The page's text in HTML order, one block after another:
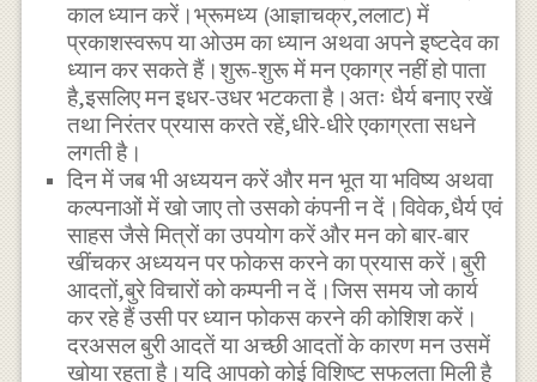
काल ध्यान करें।भ्रूमध्य (आज्ञाचक्र,ललाट) में
प्रकाशस्वरूप या ओउम का ध्यान अथवा अपने इष्टदेव का
ध्यान कर सकते हैं।शुरू-शुरू में मन एकाग्र नहीं हो पाता
है,इसलिए मन इधर-उधर भटकता है।अतः धैर्य बनाए रखें
तथा निरंतर प्रयास करते रहें,धीरे-धीरे एकाग्रता सधने
लगती है।
दिन में जब भी अध्ययन करें और मन भूत या भविष्य अथवा
कल्पनाओं में खो जाए तो उसको कंपनी न दें।विवेक,धैर्य एवं
साहस जैसे मित्रों का उपयोग करें और मन को बार-बार
खींचकर अध्ययन पर फोकस करने का प्रयास करें।बुरी
आदतों,बुरे विचारों को कम्पनी न दें।जिस समय जो कार्य
कर रहे हैं उसी पर ध्यान फोकस करने की कोशिश करें।
दरअसल बुरी आदतें या अच्छी आदतों के कारण मन उसमें
खोया रहता है।यदि आपको कोई विशिष्ट सफलता मिली है